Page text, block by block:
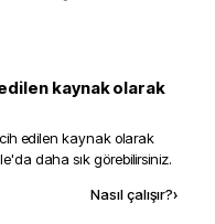
kaynak olarak
edilen kaynak olarak
daha sık görebilirsiniz.
Nasıl çalışır?›